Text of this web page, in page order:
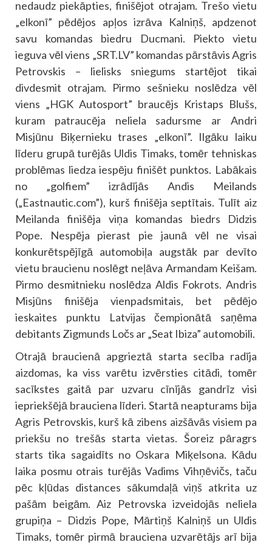
nedaudz piekāpties, finišējot otrajam. Trešo vietu
„elkonī” pēdējos apļos izrāva Kalniņš, apdzenot
savu komandas biedru Ducmani. Piekto vietu
ieguva vēl viens „SRT.LV” komandas pārstāvis Agris
Petrovskis – lielisks sniegums startējot tikai
divdesmit otrajam. Pirmo sešnieku noslēdza vēl
viens „HGK Autosport” braucējs Kristaps Blušs,
kuram patraucēja neliela sadursme ar Andri
Misjūnu Biķernieku trases „elkonī”. Ilgāku laiku
līderu grupā turējās Uldis Timaks, tomēr tehniskas
problēmas liedza iespēju finišēt punktos. Labākais
no „golfiem” izrādījās Andis Meilands
(„Eastnautic.com”), kurš finišēja septītais. Tulīt aiz
Meilanda finišēja viņa komandas biedrs Didzis
Pope. Nespēja pierast pie jaunā vēl ne visai
konkurētspējīgā automobiļa augstāk par devīto
vietu braucienu noslēgt neļāva Armandam Keišam.
Pirmo desmitnieku noslēdza Aldis Fokrots. Andris
Misjūns finišēja vienpadsmitais, bet pēdējo
ieskaites punktu Latvijas čempionātā saņēma
debitants Zigmunds Ločs ar „Seat Ibiza” automobili.
Otrajā braucienā apgrieztā starta secība radīja
aizdomas, ka viss varētu izvērsties citādi, tomēr
sacīkstes gaitā par uzvaru cīnījās gandrīz visi
iepriekšējā brauciena līderi. Startā neapturams bija
Agris Petrovskis, kurš kā zibens aizšāvās visiem pa
priekšu no trešās starta vietas. Šoreiz pāragrs
starts tika sagaidīts no Oskara Miķelsona. Kādu
laika posmu otrais turējās Vadims Vihņēvičs, taču
pēc kļūdas distances sākumdaļā viņš atkrita uz
pašām beigām. Aiz Petrovska izveidojās neliela
grupiņa – Didzis Pope, Mārtiņš Kalniņš un Uldis
Timaks, tomēr pirmā brauciena uzvarētājs arī bija